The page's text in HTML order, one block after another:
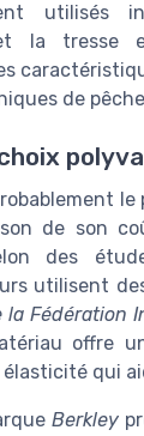
utilisés
la tresse
de
le
de son
des
utilisent
la Fédération
offre
élasticité qui
Berkley